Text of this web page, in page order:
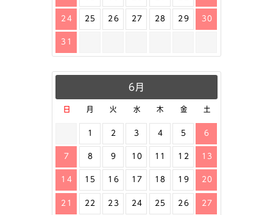
24 25 26 27 28 29 30
31
6月
日 月 火 水 木 金 土
1 2 3 4 5 6
7 8 9 10 11 12 13
14 15 16 17 18 19 20
21 22 23 24 25 26 27